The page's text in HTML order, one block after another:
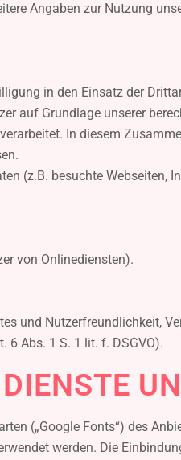
Angaben zur Nutzung
in den Einsatz der
auf Grundlage unserer
In diesem
(z.B. besuchte
von Onlinediensten).
und Nutzerfreundlichkeit,
6 Abs. 1 S. 1 lit. f. DSGVO).
(„Google Fonts“) des
werden. Die